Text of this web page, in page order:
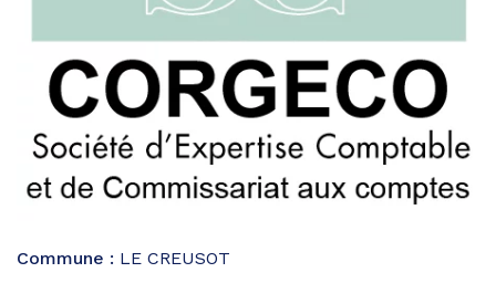
Commune : LE CREUSOT